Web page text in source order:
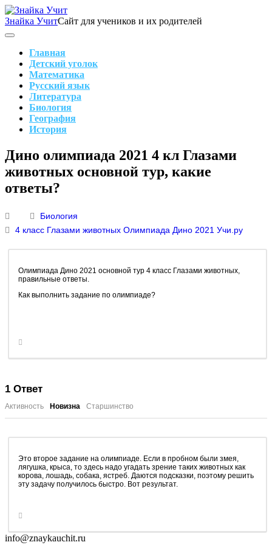
Skip
to
content
Знайка УчитСайт для учеников и их родителей
Search
Main
Navigation
Главная
Детский уголок
Математика
Русский язык
Литература
Биология
География
История
Search
Дино олимпиада 2021 4 кл Глазами
животных основной тур, какие
ответы?
Биология
4 класс Глазами животных Олимпиада Дино 2021 Учи.ру
Олимпиада Дино 2021 основной тур 4 класс Глазами животных,
правильные ответы.
Как выполнить задание по олимпиаде?
1 Ответ
Активность Новизна Старшинство
Это второе задание на олимпиаде. Если в пробном были змея,
лягушка, крыса, то здесь надо угадать зрение таких животных как
корова, лошадь, собака, ястреб. Даются подсказки, поэтому решить
эту задачу получилось быстро. Вот результат.
info@znaykauchit.ru